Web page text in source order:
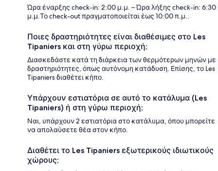
Ώρα έναρξης check-in: 2:00 μ.μ. – Ώρα λήξης check-in: 6:30
μ.μ.Το check-out πραγματοποιείται έως 10:00 π.μ..
Ποιες δραστηριότητες είναι διαθέσιμες στο Les
Tipaniers και στη γύρω περιοχή;
Διασκεδάστε κατά τη διάρκεια των θερμότερων μηνών με
δραστηριότητες, όπως αυτόνομη κατάδυση. Επίσης, το Les
Tipaniers διαθέτει κήπο.
Υπάρχουν εστιατόρια σε αυτό το κατάλυμα (Les
Tipaniers) ή στη γύρω περιοχή;
Ναι, υπάρχουν 2 εστιατόρια στο κατάλυμα, όπου μπορείτε
να απολαύσετε θέα στον κήπο.
Διαθέτει το Les Tipaniers εξωτερικούς ιδιωτικούς
χώρους;